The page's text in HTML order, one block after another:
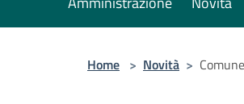
Home > Novità > Comune